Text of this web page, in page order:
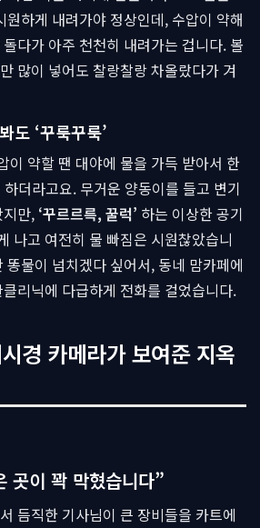
원하게 내려가야 정상인데, 수압이 약해
다가 아주 천천히 내려가는 겁니다. 볼
많이 넣어도 찰랑찰랑 차올랐다가 겨
도 ‘꾸룩꾸룩’
이 약할 땐 대야에 물을 가득 받아서 한
더라고요. 무거운 양동이를 들고 변기
만, ‘꾸르르륵, 꿀럭’ 하는 이상한 공기
나고 여전히 물 빠짐은 시원찮았습니
똥물이 넘치겠다 싶어서, 동네 맘카페에
리닉에 다급하게 전화를 걸었습니다.
경 카메라가 보여준 지옥
곳이 꽉 막혔습니다”
듬직한 기사님이 큰 장비들을 카트에